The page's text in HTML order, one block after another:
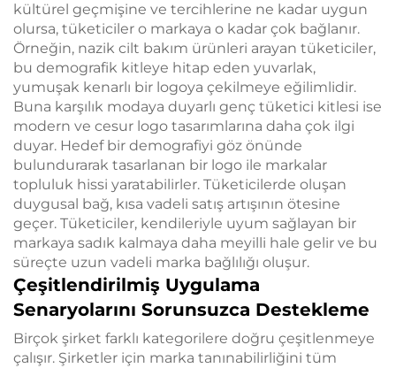
kültürel geçmişine ve tercihlerine ne kadar uygun
olursa, tüketiciler o markaya o kadar çok bağlanır.
Örneğin, nazik cilt bakım ürünleri arayan tüketiciler,
bu demografik kitleye hitap eden yuvarlak,
yumuşak kenarlı bir logoya çekilmeye eğilimlidir.
Buna karşılık modaya duyarlı genç tüketici kitlesi ise
modern ve cesur logo tasarımlarına daha çok ilgi
duyar. Hedef bir demografiyi göz önünde
bulundurarak tasarlanan bir logo ile markalar
topluluk hissi yaratabilirler. Tüketicilerde oluşan
duygusal bağ, kısa vadeli satış artışının ötesine
geçer. Tüketiciler, kendileriyle uyum sağlayan bir
markaya sadık kalmaya daha meyilli hale gelir ve bu
süreçte uzun vadeli marka bağlılığı oluşur.
Çeşitlendirilmiş Uygulama
Senaryolarını Sorunsuzca Destekleme
Birçok şirket farklı kategorilere doğru çeşitlenmeye
çalışır. Şirketler için marka tanınabilirliğini tüm